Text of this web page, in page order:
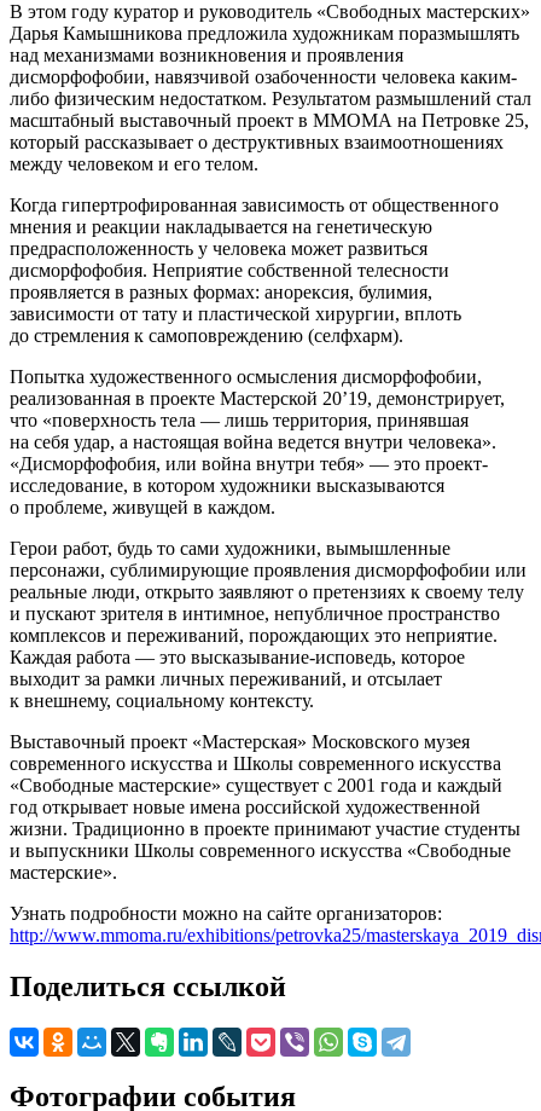
В этом году куратор и руководитель «Свободных мастерских»
Дарья Камышникова предложила художникам поразмышлять
над механизмами возникновения и проявления
дисморфофобии, навязчивой озабоченности человека каким-
либо физическим недостатком. Результатом размышлений стал
масштабный выставочный проект в ММОМА на Петровке 25,
который рассказывает о деструктивных взаимоотношениях
между человеком и его телом.
Когда гипертрофированная зависимость от общественного
мнения и реакции накладывается на генетическую
предрасположенность у человека может развиться
дисморфофобия. Неприятие собственной телесности
проявляется в разных формах: анорексия, булимия,
зависимости от тату и пластической хирургии, вплоть
до стремления к самоповреждению (селфхарм).
Попытка художественного осмысления дисморфофобии,
реализованная в проекте Мастерской 20’19, демонстрирует,
что «поверхность тела — лишь территория, принявшая
на себя удар, а настоящая война ведется внутри человека».
«Дисморфофобия, или война внутри тебя» — это проект-
исследование, в котором художники высказываются
о проблеме, живущей в каждом.
Герои работ, будь то сами художники, вымышленные
персонажи, сублимирующие проявления дисморфофобии или
реальные люди, открыто заявляют о претензиях к своему телу
и пускают зрителя в интимное, непубличное пространство
комплексов и переживаний, порождающих это неприятие.
Каждая работа — это высказывание-исповедь, которое
выходит за рамки личных переживаний, и отсылает
к внешнему, социальному контексту.
Выставочный проект «Мастерская» Московского музея
современного искусства и Школы современного искусства
«Свободные мастерские» существует с 2001 года и каждый
год открывает новые имена российской художественной
жизни. Традиционно в проекте принимают участие студенты
и выпускники Школы современного искусства «Свободные
мастерские».
Узнать подробности можно на сайте организаторов:
http://www.mmoma.ru/exhibitions/petrovka25/
Поделиться ссылкой
Фотографии события